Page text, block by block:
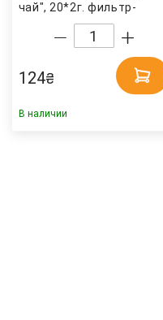
чай", 20*2г. фильтр-
пакетов (4820208950565)
Hello Tea
124₴
В наличии